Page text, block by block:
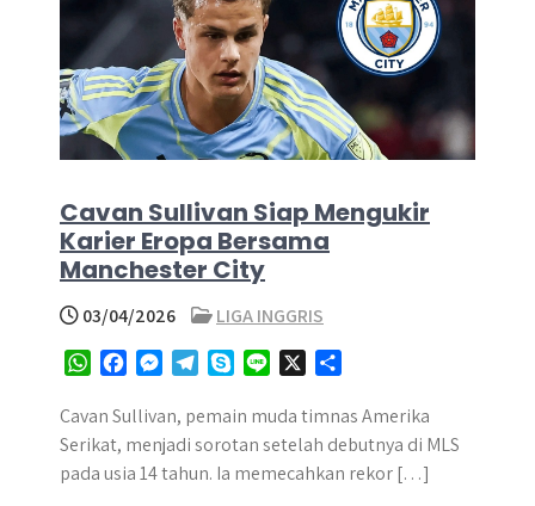
Cavan Sullivan Siap Mengukir
Karier Eropa Bersama
Manchester City
03/04/2026
LIGA INGGRIS
W
a
t
s
c
e
b
s
s
e
l
e
g
y
p
e
n
e
a
r
e
Cavan Sullivan, pemain muda timnas Amerika
Serikat, menjadi sorotan setelah debutnya di MLS
pada usia 14 tahun. Ia memecahkan rekor […]